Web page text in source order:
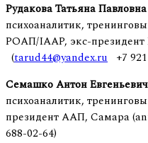
Рудакова Татьяна Павловна
психоаналитик,
РОАП/IAAP, экс-
(tarud44@yandex.ru +7
Семашко Антон Евгеньевич
психоаналитик,
президент ААП, Самара
688-02-64)